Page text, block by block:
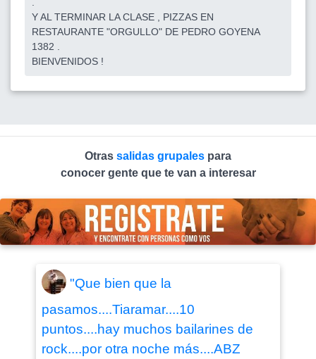
.
Y AL TERMINAR LA CLASE , PIZZAS EN
RESTAURANTE "ORGULLO" DE PEDRO GOYENA
1382 .
BIENVENIDOS !
Otras salidas grupales para
conocer gente que te van a interesar
"Que bien que la
pasamos....Tiaramar....10
puntos....hay muchos bailarines de
rock....por otra noche más....ABZ